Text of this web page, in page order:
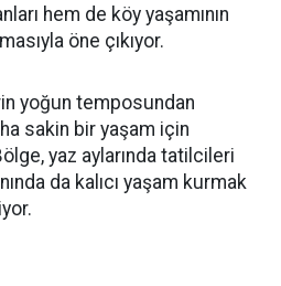
hem de köy yaşamının
öne çıkıyor.
yoğun temposundan
sakin bir yaşam için
yaz aylarında tatilcileri
da kalıcı yaşam kurmak